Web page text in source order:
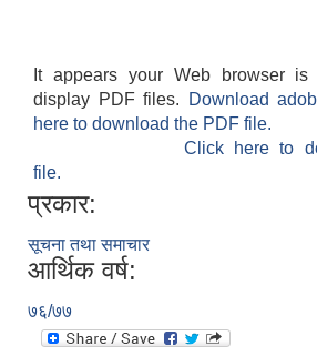
It appears your Web browser
display PDF files.
Download
here to download the PDF file.
Click here to
file.
प्रकार:
सूचना तथा समाचार
आर्थिक वर्ष:
७६/७७